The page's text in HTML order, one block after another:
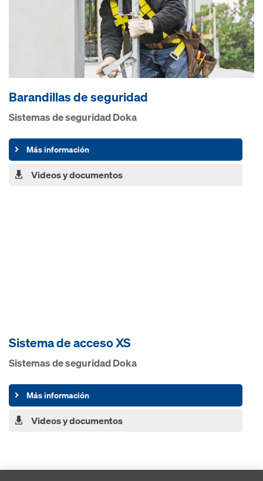
Barandillas de seguridad
Sistemas de seguridad Doka
Más información
Videos y documentos
Sistema de acceso XS
Sistemas de seguridad Doka
Más información
Videos y documentos